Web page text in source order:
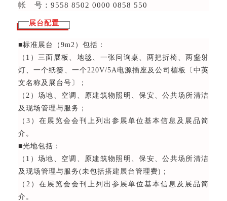
帐 号：9558 8502 0000 0858 550
展台配置
■标准展台（9m2）包括：
（1）三面展板、地毯、一张问询桌、两把折椅、两盏射
灯、一个纸篓、一个220V/5A电源插座及公司楣板〔中英
文名称及展台号〕；
（2）场地、空调、原建筑物照明、保安、公共场所清洁
及现场管理与服务；
（3）在展览会会刊上列出参展单位基本信息及展品简
介。
■光地包括：
（1）场地、空调、原建筑物照明、保安、公共场所清洁
及现场管理与服务(未包括搭建展台管理费)；
（2）在展览会会刊上列出参展单位基本信息及展品简
介。